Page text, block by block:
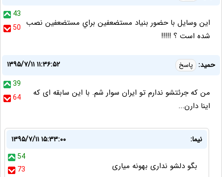
43
50 اين وسايل با حضور بنياد مستضعفين براي مستضعفين نصب
شده است ؟ !!!!!
حمید: پاسخ
۱۳۹۵/۷/۱۱ ۱۱:۳۶:۵۲
39
64
من که جرئتشو ندارم تو ایران سوار شم. با این سابقه ای که
اینا دارن...
نیما:
۱۳۹۵/۷/۱۱ ۱۵:۳۳:۰۰
54
73
بگو دلشو نداری بهونه میاری